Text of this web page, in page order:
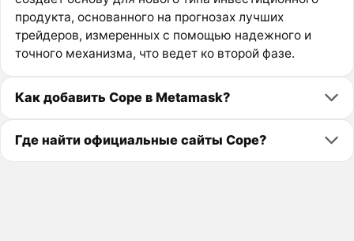
продукта, основанного на прогнозах лучших
трейдеров, измеренных с помощью надежного и
точного механизма, что ведет ко второй фазе.
Как добавить Cope в Metamask?
Где найти официальные сайты Cope?